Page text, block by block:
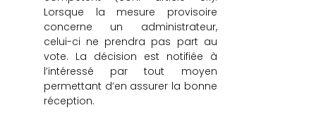
Lorsque la mesure provisoire
concerne un administrateur,
celui-ci ne prendra pas part au
vote. La décision est notifiée à
l’intéressé par tout moyen
permettant d’en assurer la bonne
réception.